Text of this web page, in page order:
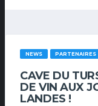
NEWS PARTENAIRES
CAVE DU
DE VIN AUX
LANDES !